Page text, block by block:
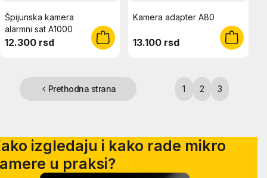
Špijunska kamera
alarmni sat A1000
12.300 rsd
Kamera adapter A80
13.100 rsd
Prethodna strana 1 2 3
izgledaju i kako rade mikro
u praksi?